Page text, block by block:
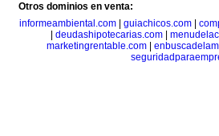
Otros dominios en venta:
informeambiental.com
guiachicos.com
deudashipotecarias.com|
marketingrentable.com|